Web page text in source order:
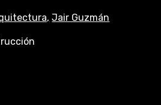
Jair Guzmán